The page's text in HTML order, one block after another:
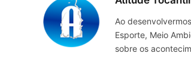
Ao
Esporte, Meio
sobre os